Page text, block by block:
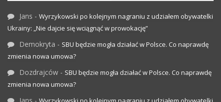
Jans - Wyrzykowski po kolejnym nagraniu z udziałem obywatelki
Ukrainy: „Nie dajcie się wciągnąć w prowokację”
Demokryta - SBU będzie mogła działać w Polsce. Co naprawdę
zmienia nowa umowa?
Dozdrajców - SBU będzie mogła działać w Polsce. Co naprawdę
zmienia nowa umowa?